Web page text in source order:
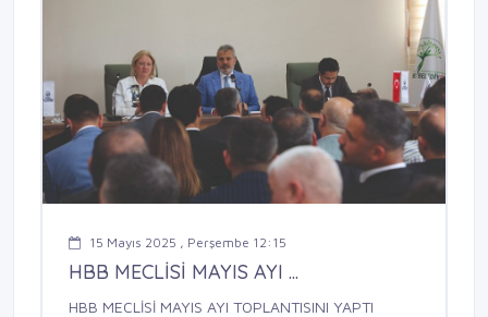
15 Mayıs 2025 , Perşembe 12:15
HBB MECLİSİ MAYIS AYI ...
HBB MECLİSİ MAYIS AYI TOPLANTISINI YAPTI